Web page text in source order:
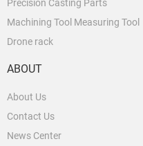
Precision Casting Parts
Machining Tool Measuring Tool
Drone rack
ABOUT
About Us
Contact Us
News Center